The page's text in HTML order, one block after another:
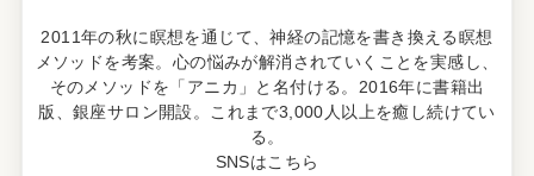
2011年の秋に瞑想を通じて、神経の記憶を書き換える瞑想
メソッドを考案。心の悩みが解消されていくことを実感し、
そのメソッドを「アニカ」と名付ける。2016年に書籍出
版、銀座サロン開設。これまで3,000人以上を癒し続けてい
る。
SNSはこちら